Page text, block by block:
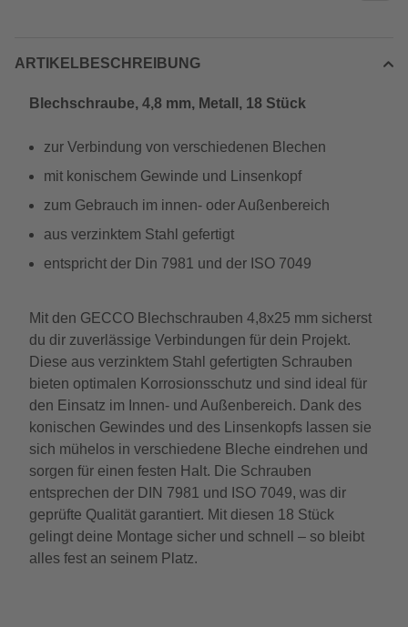
ARTIKELBESCHREIBUNG
Blechschraube, 4,8 mm, Metall, 18 Stück
zur Verbindung von verschiedenen Blechen
mit konischem Gewinde und Linsenkopf
zum Gebrauch im innen- oder Außenbereich
aus verzinktem Stahl gefertigt
entspricht der Din 7981 und der ISO 7049
Mit den GECCO Blechschrauben 4,8x25 mm sicherst
du dir zuverlässige Verbindungen für dein Projekt.
Diese aus verzinktem Stahl gefertigten Schrauben
bieten optimalen Korrosionsschutz und sind ideal für
den Einsatz im Innen- und Außenbereich. Dank des
konischen Gewindes und des Linsenkopfs lassen sie
sich mühelos in verschiedene Bleche eindrehen und
sorgen für einen festen Halt. Die Schrauben
entsprechen der DIN 7981 und ISO 7049, was dir
geprüfte Qualität garantiert. Mit diesen 18 Stück
gelingt deine Montage sicher und schnell – so bleibt
alles fest an seinem Platz.